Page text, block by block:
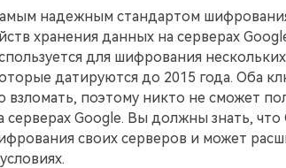
надежным стандартом
хранения данных на серверах
для шифрования
датируются до 2015 года. Оба
взломать, поэтому никто не сможет
Google. Вы должны знать, что
своих серверов и может